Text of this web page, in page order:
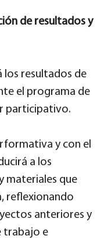
de resultados y
los resultados de
el programa de
participativo.
y con el
a los
materiales que
reflexionando
anteriores y
trabajo e